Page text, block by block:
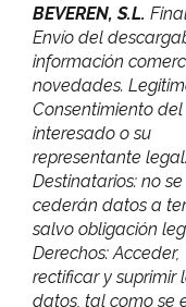
BEVEREN, S.L.
Envío del
información
novedades.
Consentimiento del
interesado o su
representante legal.
Destinatarios: no se
cederán datos a
salvo obligación
Derechos: Acceder,
rectificar y suprimir
datos, tal como se